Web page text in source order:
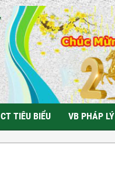
CT TIÊU BIỂU VB PHÁP LÝ